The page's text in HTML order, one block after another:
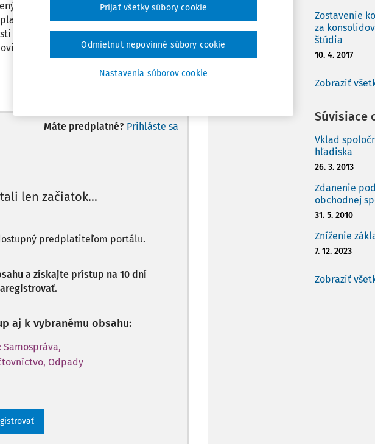
Vedeli by ste mi predkontovať ako
DPH, spoločnosť C nie, tieto dve
C sa zo zákona registrovať na DPH. Môj
registrácie.
Máte predplatné? Prihláste sa
len začiatok...
predplatiteľom portálu.
a získajte prístup na 10 dní
aj k vybranému obsahu:
Odpady
Zostavenie
za
štúdia
10. 4. 2017
Zobraziť
Súvisiace
Vklad
hľadiska
26. 3. 2013
Zdanenie
obchodnej
31. 5. 2010
Zníženie
7. 12. 2023
Zobraziť
Nastavenia súborov cookie
Odmietnut nepovinné súbory cookie
Prijať všetky súbory cookie